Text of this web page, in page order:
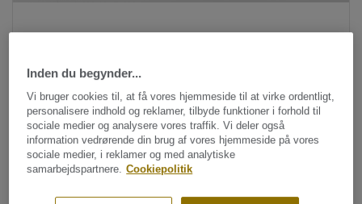
Se alle designs (613)
Svejsetråde
Inden du begynder...
Vi bruger cookies til, at få vores hjemmeside til at virke ordentligt,
personalisere indhold og reklamer, tilbyde funktioner i forhold til
sociale medier og analysere vores traffik. Vi deler også
information vedrørende din brug af vores hjemmeside på vores
sociale medier, i reklamer og med analytiske
samarbejdspartnere. Cookiepolitik